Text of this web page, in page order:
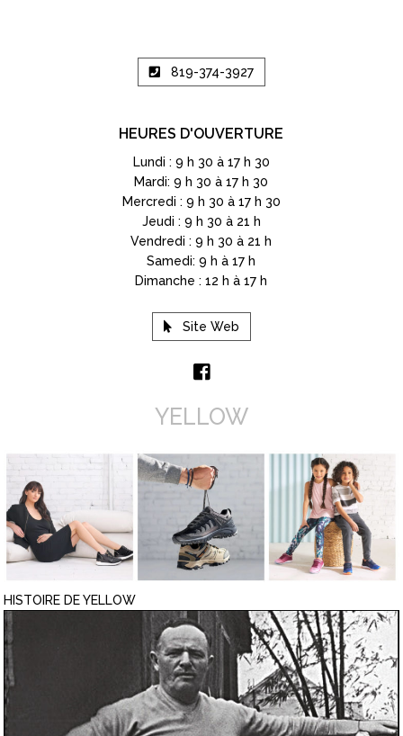
819-374-3927
HEURES D'OUVERTURE
Lundi : 9 h 30 à 17 h 30
Mardi: 9 h 30 à 17 h 30
Mercredi : 9 h 30 à 17 h 30
Jeudi : 9 h 30 à 21 h
Vendredi : 9 h 30 à 21 h
Samedi: 9 h à 17 h
Dimanche : 12 h à 17 h
Site Web
YELLOW
HISTOIRE DE YELLOW